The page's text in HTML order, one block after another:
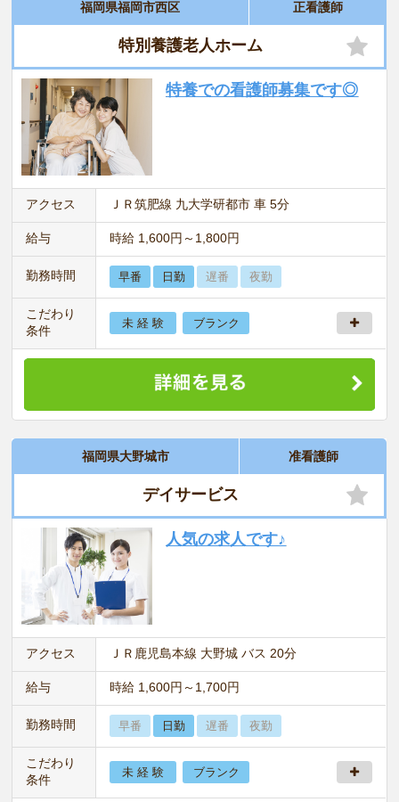
福岡県福岡市西区 正看護師
特別養護老人ホーム
特養での看護師募集です◎
アクセス ＪＲ筑肥線 九大学研都市 車 5分
給与 時給 1,600円～1,800円
勤務時間 早番 日勤 遅番 夜勤
こだわり
条件
未 経 験 ブランク
福岡県大野城市 准看護師
デイサービス
人気の求人です♪
アクセス ＪＲ鹿児島本線 大野城 バス 20分
給与 時給 1,600円～1,700円
勤務時間 早番 日勤 遅番 夜勤
こだわり
条件
未 経 験 ブランク